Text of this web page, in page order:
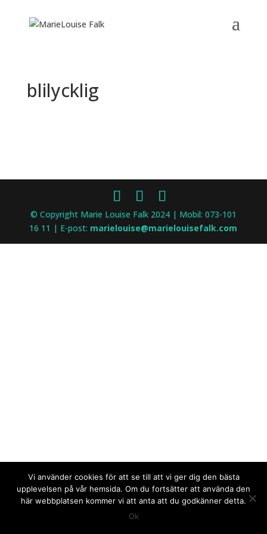
blilycklig
© Copyright Marie Louise Falk 2024 | Mobil: 073-101
16 11 | E-post: marielouise@marielouisefalk.com
Vi använder cookies för att se till att vi ger dig den bästa
upplevelsen på vår hemsida. Om du fortsätter att använda den
här webbplatsen kommer vi att anta att du godkänner detta.
Ok